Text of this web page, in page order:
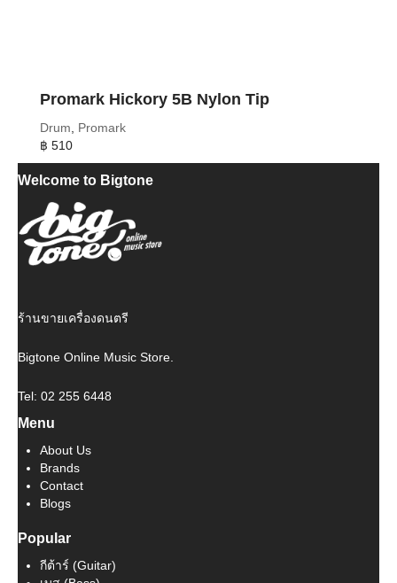
Promark Hickory 5B Nylon Tip
Drum
Promark
฿ 510
Welcome to Bigtone
ร้านขายเครื่องดนตรี
Bigtone Online Music Store.
Tel: 02 255 6448
Menu
About Us
Brands
Contact
Blogs
Popular
กีต้าร์ (Guitar)